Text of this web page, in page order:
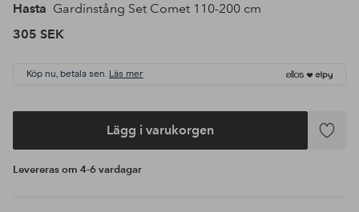
Hasta Gardinstång Set Comet 110-200 cm
305 SEK
Köp nu, betala sen. Läs mer
Lägg i varukorgen
Lägg
Levereras om 4-6 vardagar